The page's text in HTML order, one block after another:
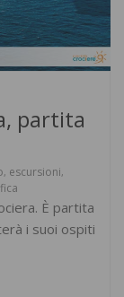
partita
, escursioni,
È partita
i suoi ospiti